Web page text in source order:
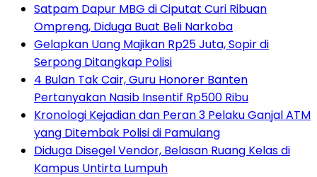
Satpam Dapur MBG di Ciputat Curi Ribuan
Ompreng, Diduga Buat Beli Narkoba
Gelapkan Uang Majikan Rp25 Juta, Sopir di
Serpong Ditangkap Polisi
4 Bulan Tak Cair, Guru Honorer Banten
Pertanyakan Nasib Insentif Rp500 Ribu
Kronologi Kejadian dan Peran 3 Pelaku Ganjal ATM
yang Ditembak Polisi di Pamulang
Diduga Disegel Vendor, Belasan Ruang Kelas di
Kampus Untirta Lumpuh